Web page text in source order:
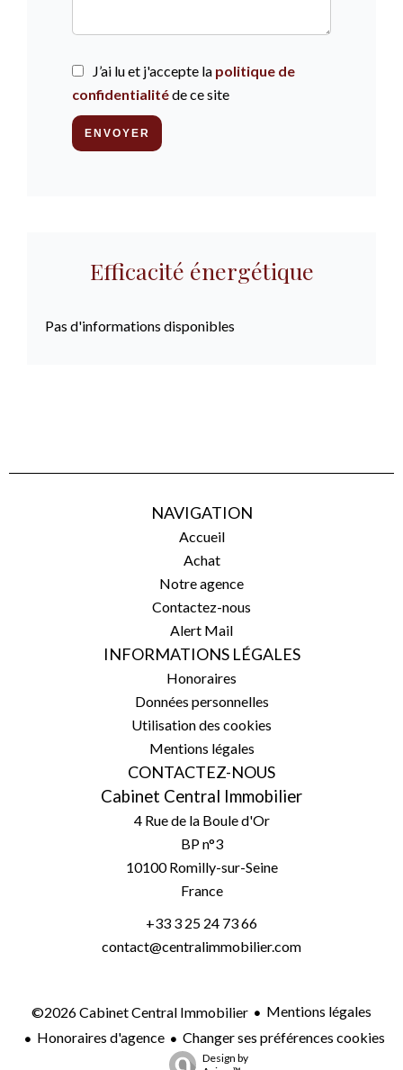
J’ai lu et j'accepte la politique de
confidentialitéde ce site
ENVOYER
Efficacité énergétique
Pas d'informations disponibles
NAVIGATION
Accueil
Achat
Notre agence
Contactez-nous
Alert Mail
INFORMATIONS LÉGALES
Honoraires
Données personnelles
Utilisation des cookies
Mentions légales
CONTACTEZ-NOUS
Cabinet Central Immobilier
4 Rue de la Boule d'Or
BP n°3
10100Romilly-sur-Seine
France
+33 3 25 24 73 66
contact@centralimmobilier.com
©2026 Cabinet Central Immobilier
Mentions légales
Honoraires d'agence
Changer ses préférences cookies
Design by